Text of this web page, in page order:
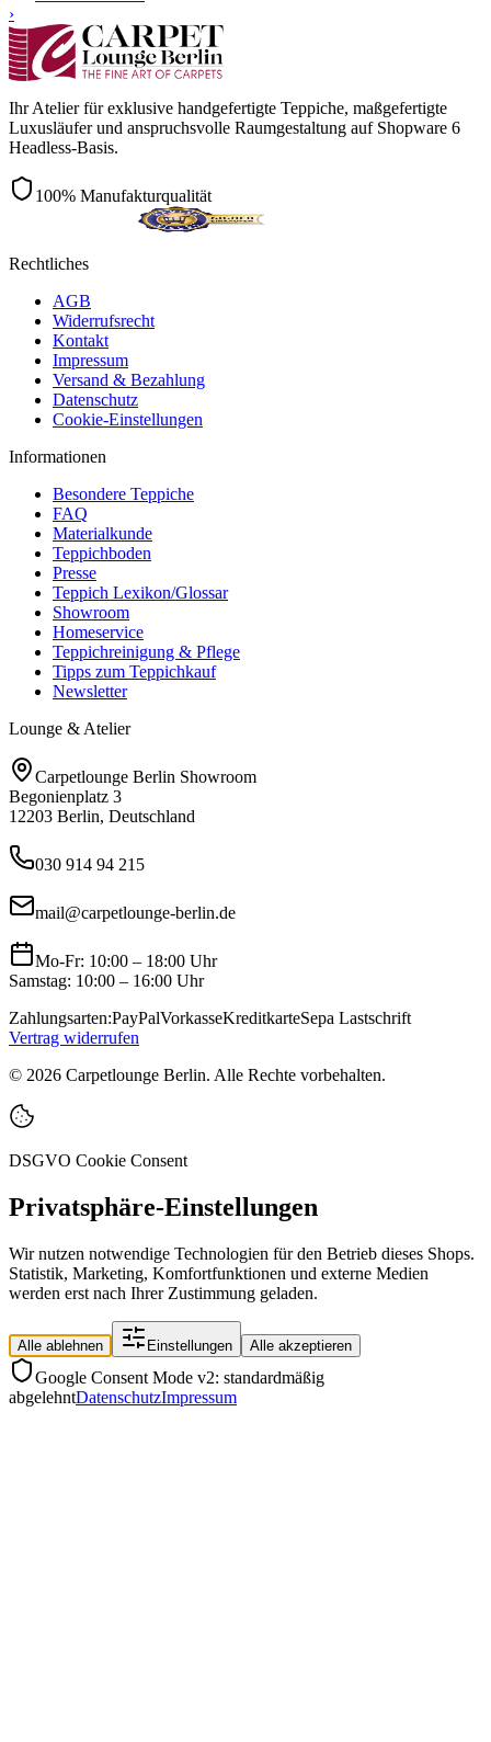
›
Ihr Atelier für exklusive handgefertigte Teppiche, maßgefertigte
Luxusläufer und anspruchsvolle Raumgestaltung auf Shopware 6
Headless-Basis.
100% Manufakturqualität
Rechtliches
AGB
Widerrufsrecht
Kontakt
Impressum
Versand & Bezahlung
Datenschutz
Cookie-Einstellungen
Informationen
Besondere Teppiche
FAQ
Materialkunde
Teppichboden
Presse
Teppich Lexikon/Glossar
Showroom
Homeservice
Teppichreinigung & Pflege
Tipps zum Teppichkauf
Newsletter
Lounge & Atelier
Carpetlounge Berlin Showroom
Begonienplatz 3
12203 Berlin, Deutschland
030 914 94 215
mail@carpetlounge-berlin.de
Mo-Fr: 10:00 – 18:00 Uhr
Samstag: 10:00 – 16:00 Uhr
Zahlungsarten:PayPalVorkasseKreditkarteSepa Lastschrift
Vertrag widerrufen
© 2026 Carpetlounge Berlin. Alle Rechte vorbehalten.
DSGVO Cookie Consent
Privatsphäre-Einstellungen
Wir nutzen notwendige Technologien für den Betrieb dieses Shops.
Statistik, Marketing, Komfortfunktionen und externe Medien
werden erst nach Ihrer Zustimmung geladen.
Alle ablehnen Einstellungen Alle akzeptieren
Google Consent Mode v2: standardmäßig
abgelehntDatenschutzImpressum